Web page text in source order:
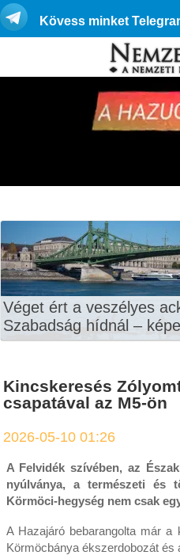
Kövess minket
Véget ért a veszélyes
Szabadság hídnál –
Kincskeresés
csapatával az M5-ön
2026-05-10 01:26
A Felvidék szívében, az
nyúlványa, a természeti és
Körmöci-hegység nem csak
A Hazajáró bebarangolta már
Körmöcbánya ékszerdobozát